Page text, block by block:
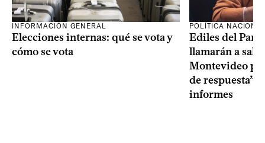
INFORMACIÓN GENERAL
Elecciones internas: qué se vota y
cómo se vota
POLÍTICA
Ediles del
llamarán a sala
Montevideo
de respuesta”
informes